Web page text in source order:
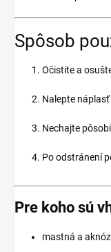
Spôsob
Očistite a
Nalepte
Nechajte
Po odstránení
Pre koho sú
mastná a